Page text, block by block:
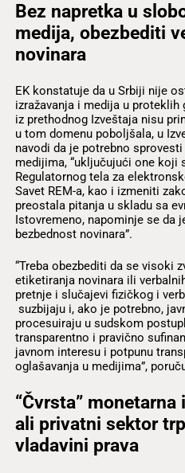
Bez napretka u
medija, obezbediti
novinara
EK konstatuje da u Srbiji nije
izražavanja i medija u proteklih
iz prethodnog Izveštaja nisu
u tom domenu poboljšala, u
navodi da je potrebno
medijima, “uključujući one koji
Regulatornog tela za
Savet REM-a, kao i izmeniti
preostala pitanja u skladu sa
Istovremeno, napominje se da
bezbednost novinara”.
“Treba obezbediti da se visoki
etiketiranja novinara ili
pretnje i slučajevi fizičkog i
suzbijaju i, ako je potrebno,
procesuiraju u sudskom
transparentno i pravično
javnom interesu i potpunu
oglašavanja u medijima”,
“Čvrsta”
ali privatni sektor
vladavini prava